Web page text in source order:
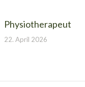
Physiotherapeut
22. April 2026